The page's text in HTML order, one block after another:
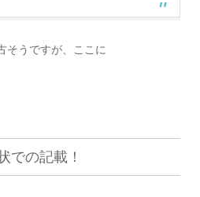
そうですが、ここに
での記載！